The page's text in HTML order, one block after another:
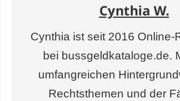
Cynthia W.
Cynthia ist seit 2016 Online-
bei bussgeldkataloge.de.
umfangreichen
Rechtsthemen und der